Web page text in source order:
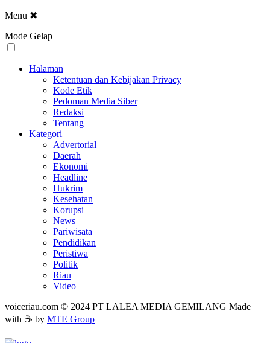
Menu ✖
Mode Gelap
Halaman
Ketentuan dan Kebijakan Privacy
Kode Etik
Pedoman Media Siber
Redaksi
Tentang
Kategori
Advertorial
Daerah
Ekonomi
Headline
Hukrim
Kesehatan
Korupsi
News
Pariwisata
Pendidikan
Peristiwa
Politik
Riau
Video
voiceriau.com © 2024 PT LALEA MEDIA GEMILANG Made
with ☕ by MTE Group